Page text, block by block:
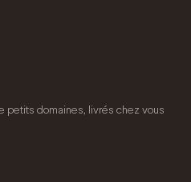
petits domaines, livrés chez vous